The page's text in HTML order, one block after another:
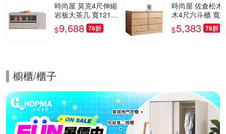
時尚屋 莫克4尺伸縮
岩板大茶几 寬121x
深60x高52.6公分-台
灣製/免組裝/茶几
$9,688 76折
時尚屋 佐倉松木實
木4尺六斗櫃 寬
深58x高76cm
$5,383 76折
櫥櫃/櫃子